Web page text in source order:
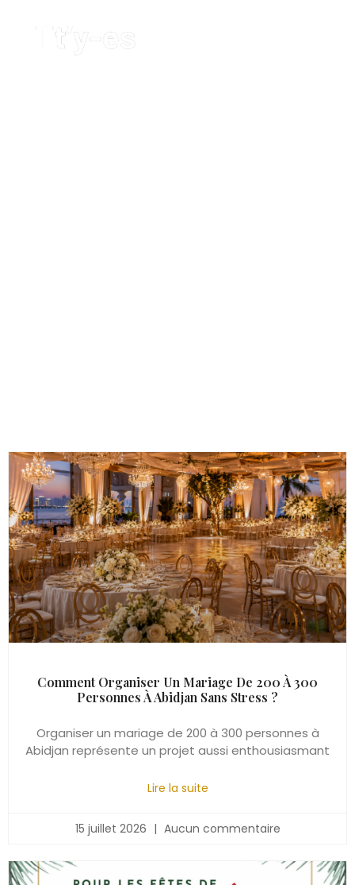
Comment Organiser Un Mariage De 200 À 300
Personnes À Abidjan Sans Stress ?
Organiser un mariage de 200 à 300 personnes à
Abidjan représente un projet aussi enthousiasmant
Lire la suite
15 juillet 2026 Aucun commentaire